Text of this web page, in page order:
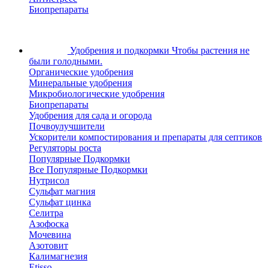
Биопрепараты
Удобрения и подкормки Чтобы растения не
были голодными.
Органические удобрения
Минеральные удобрения
Микробиологические удобрения
Биопрепараты
Удобрения для сада и огорода
Почвоулучшители
Ускорители компостирования и препараты для септиков
Регуляторы роста
Популярные Подкормки
Все Популярные Подкормки
Нутрисол
Сульфат магния
Сульфат цинка
Селитра
Азофоска
Мочевина
Азотовит
Калимагнезия